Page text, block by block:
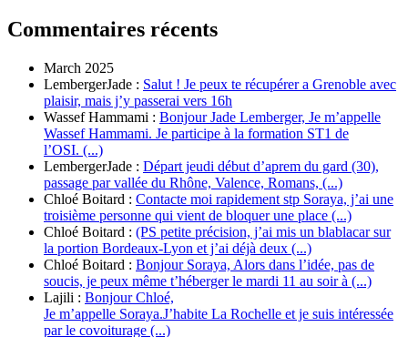
Commentaires récents
March 2025
LembergerJade : Salut ! Je peux te récupérer a Grenoble avec
plaisir, mais j’y passerai vers 16h
Wassef Hammami : Bonjour Jade Lemberger, Je m’appelle
Wassef Hammami. Je participe à la formation ST1 de
l’OSI. (...)
LembergerJade : Départ jeudi début d’aprem du gard (30),
passage par vallée du Rhône, Valence, Romans, (...)
Chloé Boitard : Contacte moi rapidement stp Soraya, j’ai une
troisième personne qui vient de bloquer une place (...)
Chloé Boitard : (PS petite précision, j’ai mis un blablacar sur
la portion Bordeaux-Lyon et j’ai déjà deux (...)
Chloé Boitard : Bonjour Soraya, Alors dans l’idée, pas de
soucis, je peux même t’héberger le mardi 11 au soir à (...)
Lajili : Bonjour Chloé,
Je m’appelle Soraya.J’habite La Rochelle et je suis intéressée
par le covoiturage (...)